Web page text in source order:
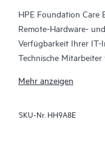
HPE Foundation Care
Remote-Hardware-
Verfügbarkeit Ihrer IT-
Technische
Behebung von
Mehr anzeigen
SKU-Nr. HH9A8E